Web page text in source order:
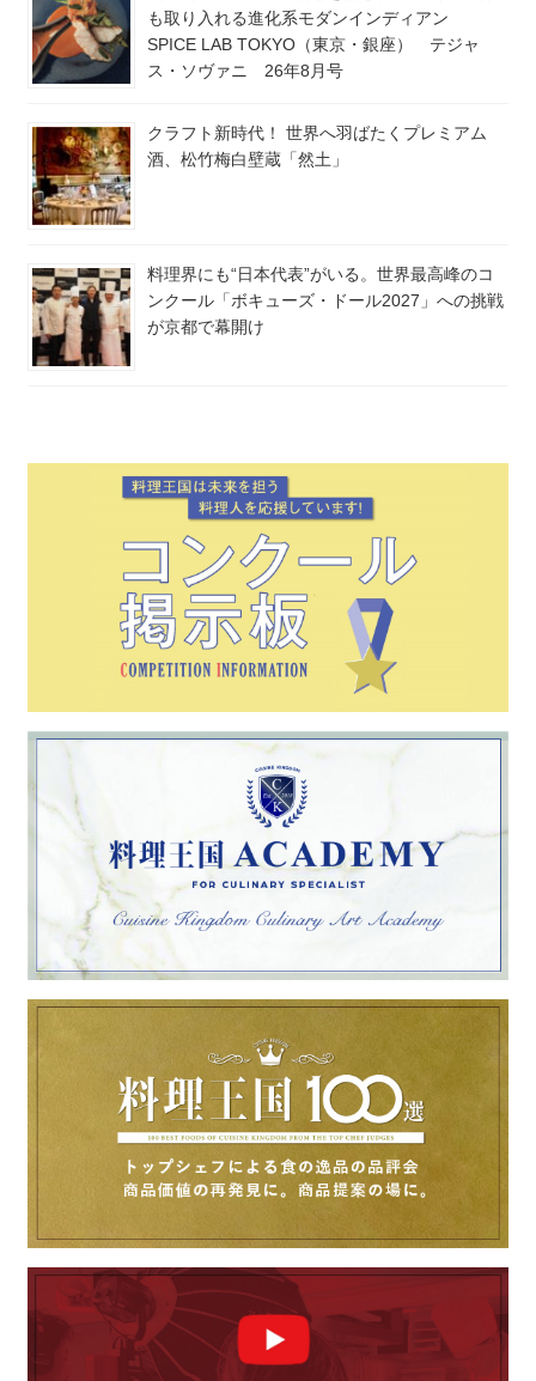
も取り入れる進化系モダンインディアン
SPICE LAB TOKYO（東京・銀座） テジャ
ス・ソヴァニ 26年8月号
クラフト新時代！ 世界へ羽ばたくプレミアム
酒、松竹梅白壁蔵「然土」
料理界にも“日本代表”がいる。世界最高峰のコ
ンクール「ボキューズ・ドール2027」への挑戦
が京都で幕開け